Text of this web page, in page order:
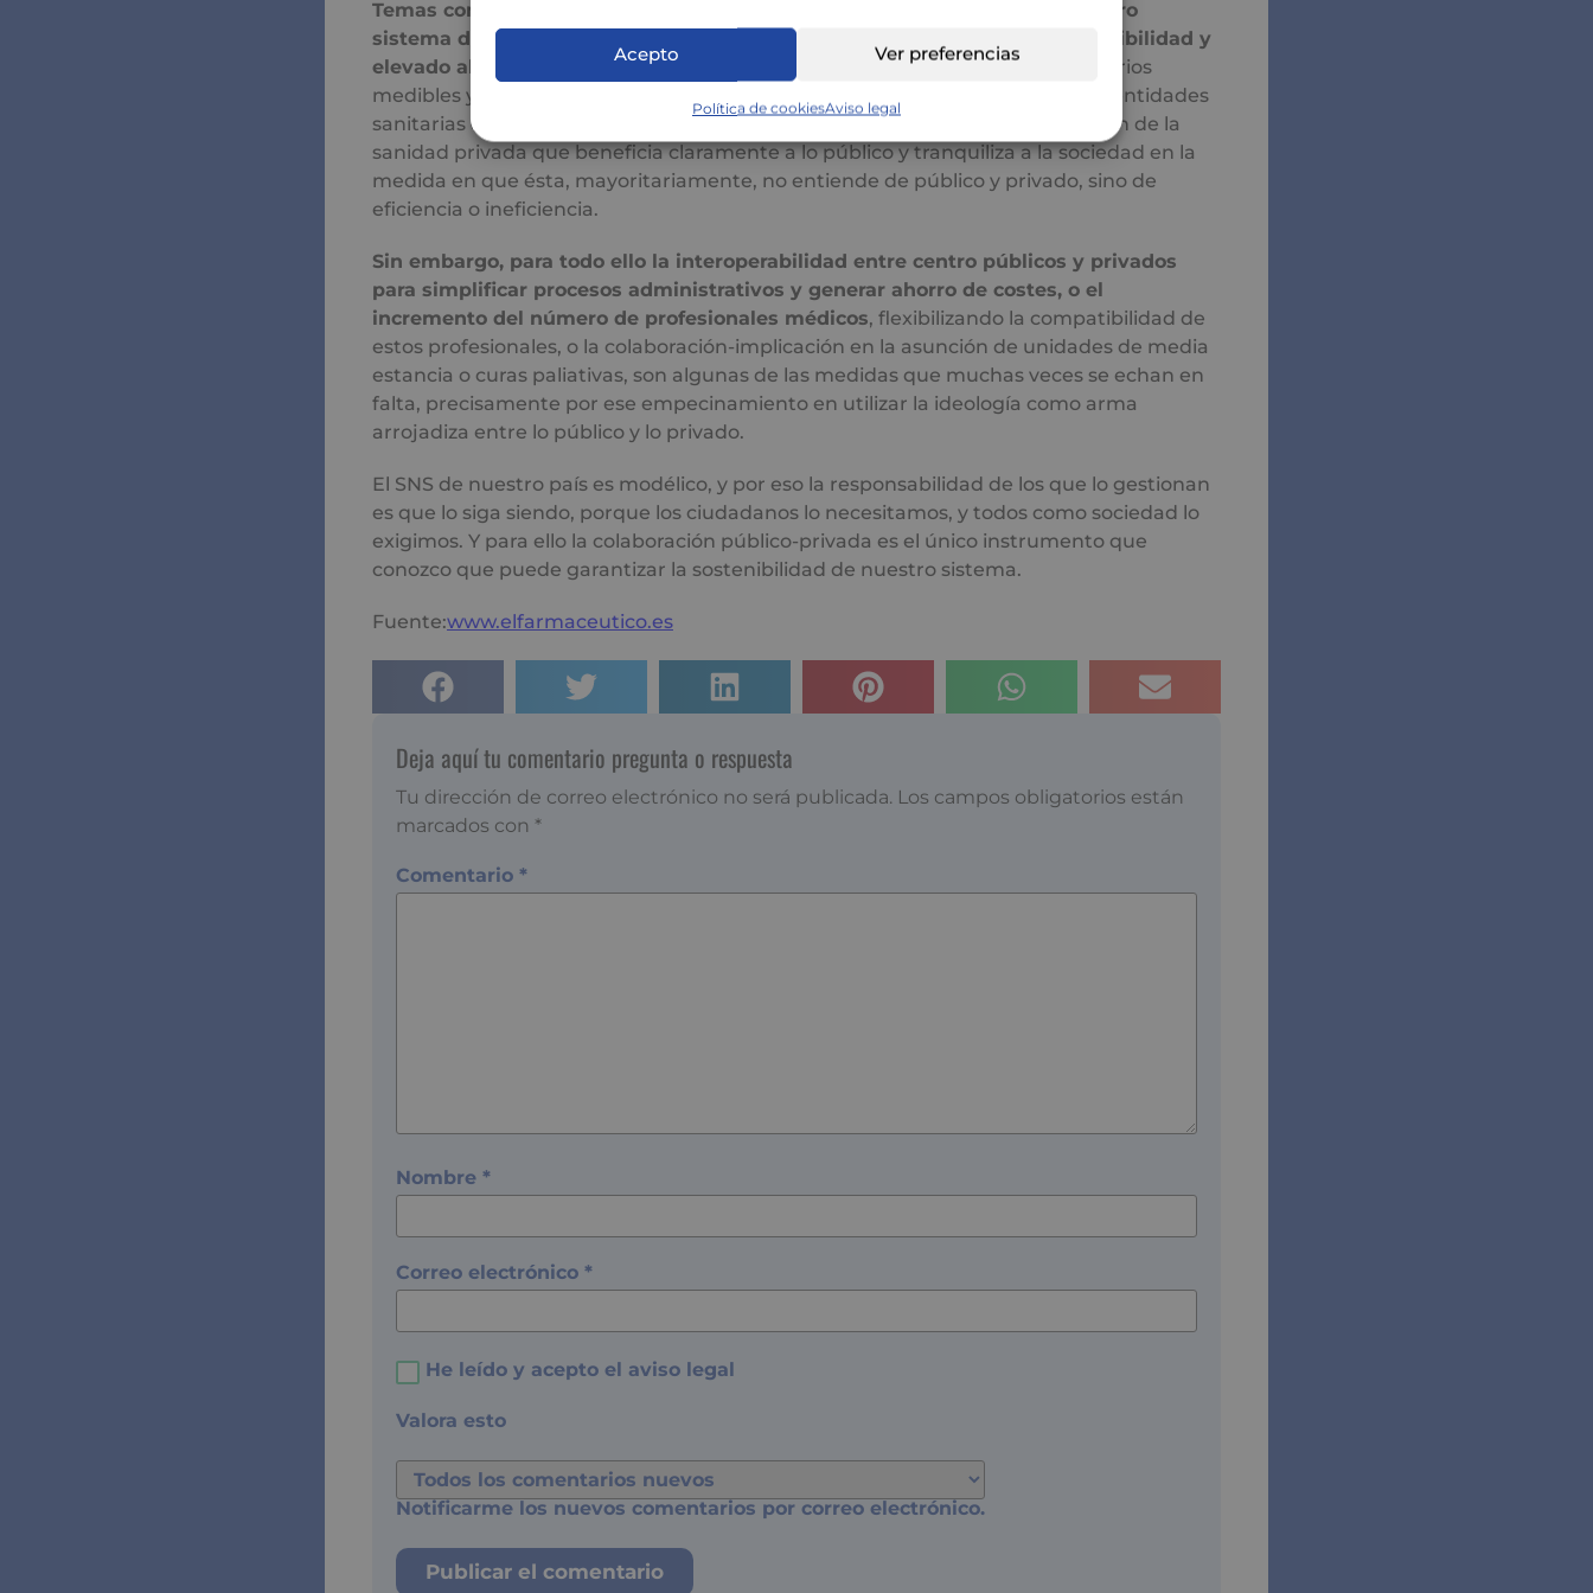
Acepto Ver preferencias
Política de cookiesAviso legal
Temas como el reconocimiento de la sanidad privada como parte de nuestro
sistema de salud, o la utilización de ésta como complementaria, por la flexibilidad y
elevado ahorro que aporta al sistema
, la toma de decisiones basada en criterios
medibles y transparentes alejándose de ideologías, y la no discriminación de entidades
sanitarias con ánimo de lucro, conforman un marco de defensa y potenciación de la
sanidad privada que beneficia claramente a lo público y tranquiliza a la sociedad en la
medida en que ésta, mayoritariamente, no entiende de público y privado, sino de
eficiencia o ineficiencia.
Sin embargo, para todo ello la interoperabilidad entre centro públicos y privados
para simplificar procesos administrativos y generar ahorro de costes, o el
incremento del número de profesionales médicos, flexibilizando la compatibilidad de
estos profesionales, o la colaboración-implicación en la asunción de unidades de media
estancia o curas paliativas, son algunas de las medidas que muchas veces se echan en
falta, precisamente por ese empecinamiento en utilizar la ideología como arma
arrojadiza entre lo público y lo privado.
El SNS de nuestro país es modélico, y por eso la responsabilidad de los que lo gestionan
es que lo siga siendo, porque los ciudadanos lo necesitamos, y todos como sociedad lo
exigimos. Y para ello la colaboración público-privada es el único instrumento que
conozco que puede garantizar la sostenibilidad de nuestro sistema.
Fuente:www.elfarmaceutico.es
Deja aquí tu comentario pregunta o respuesta
Tu dirección de correo electrónico no será publicada. Los campos obligatorios están
marcados con *
Comentario *
Nombre *
Correo electrónico *
He leído y acepto el aviso legal
Valora esto
Notificarme los nuevos comentarios por correo electrónico.